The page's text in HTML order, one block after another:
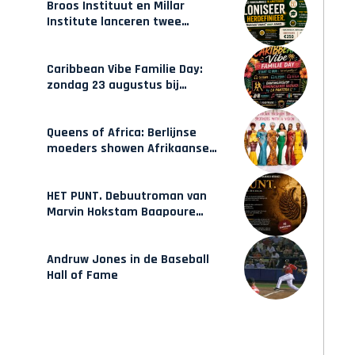
Broos Instituut en Millar
Institute lanceren twee
Caribbean Vibe Familie Day:
zondag 23 augustus bij
Queens of Africa: Berlijnse
moeders showen Afrikaanse
HET PUNT. Debuutroman van
Marvin Hokstam Baapoure
Andruw Jones in de Baseball
Hall of Fame